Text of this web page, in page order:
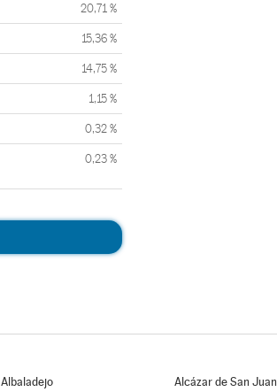
20,71 %
15,36 %
14,75 %
1,15 %
0,32 %
0,23 %
Albaladejo Alcázar de San Juan